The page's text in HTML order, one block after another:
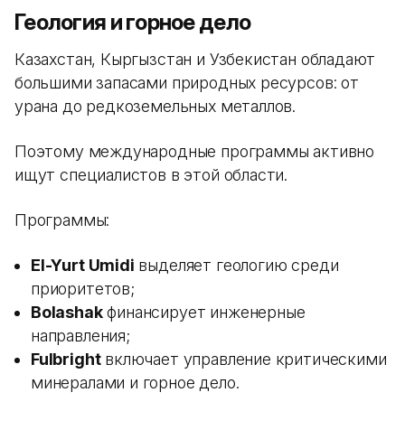
Геология и горное дело
Казахстан, Кыргызстан и Узбекистан обладают
большими запасами природных ресурсов: от
урана до редкоземельных металлов.
Поэтому международные программы активно
ищут специалистов в этой области.
Программы:
El-Yurt Umidi выделяет геологию среди
приоритетов;
Bolashakфинансирует инженерные
направления;
Fulbrightвключает управление критическими
минералами и горное дело.